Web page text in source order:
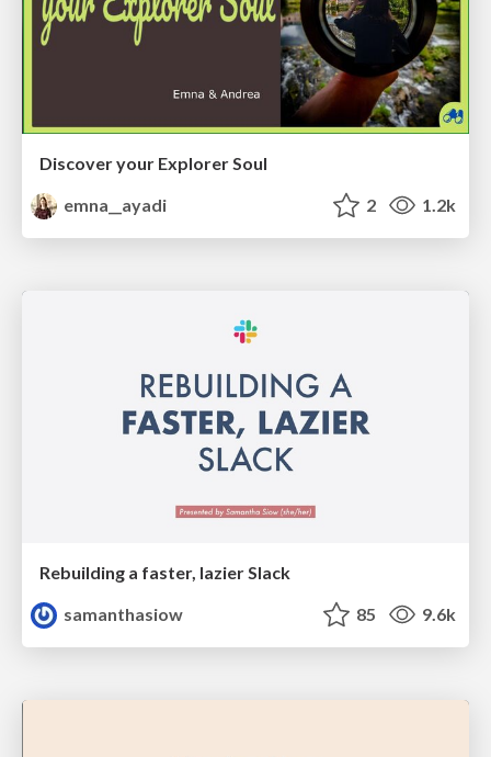
Discover your Explorer Soul
emna__ayadi
2 1.2k
Rebuilding a faster, lazier Slack
samanthasiow
85 9.6k